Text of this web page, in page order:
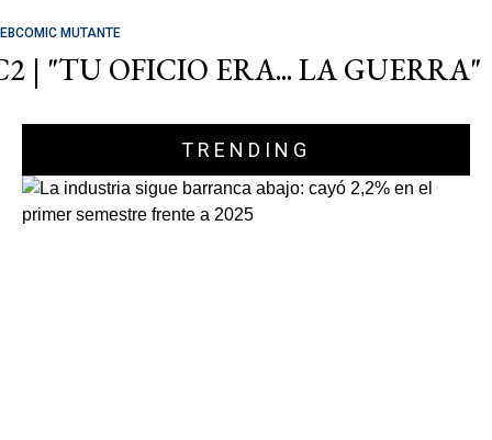
MUTANTE
| "TU OFICIO ERA... LA GUERRA"
TRENDING